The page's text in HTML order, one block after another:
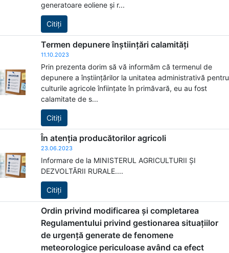
generatoare eoliene și r...
Citiți
Termen depunere înștiințări calamități
11.10.2023
Prin prezenta dorim să vă informăm că termenul de
depunere a înștiințărilor la unitatea administrativă pentru
culturile agricole înființate în primăvară, eu au fost
calamitate de s...
Citiți
În atenția producătorilor agricoli
23.06.2023
Informare de la MINISTERUL AGRICULTURII ȘI
DEZVOLTĂRII RURALE....
Citiți
Ordin privind modificarea și completarea
Regulamentului privind gestionarea situațiilor
de urgență generate de fenomene
meteorologice periculoase având ca efect